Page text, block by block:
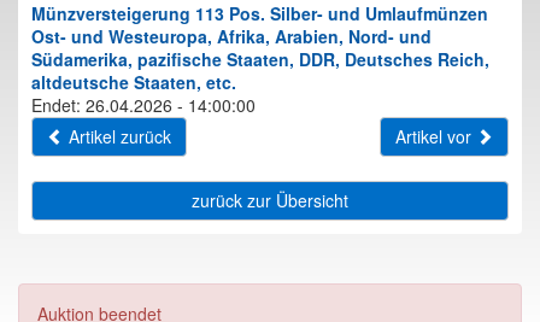
Münzversteigerung 113 Pos. Silber- und Umlaufmünzen
Ost- und Westeuropa, Afrika, Arabien, Nord- und
Südamerika, pazifische Staaten, DDR, Deutsches Reich,
altdeutsche Staaten, etc.
Endet: 26.04.2026 - 14:00:00
Artikel zurück
Artikel vor
zurück zur Übersicht
Auktion beendet